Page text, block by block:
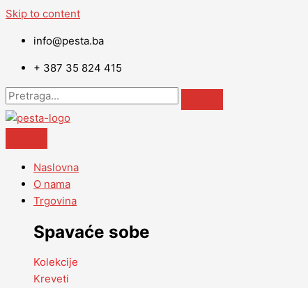
Skip to content
info@pesta.ba
+ 387 35 824 415
Naslovna
O nama
Trgovina
Spavaće sobe
Kolekcije
Kreveti